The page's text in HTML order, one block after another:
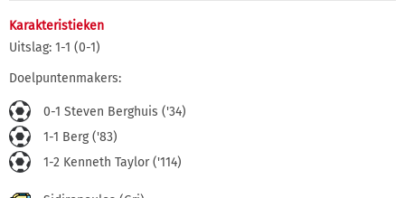
Karakteristieken
Uitslag: 1-1 (0-1)
Doelpuntenmakers:
0-1 Steven Berghuis ('34)
1-1 Berg ('83)
1-2 Kenneth Taylor ('114)